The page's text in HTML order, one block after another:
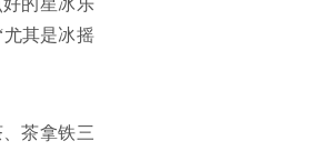
的星冰乐
其是冰摇
茶拿铁三